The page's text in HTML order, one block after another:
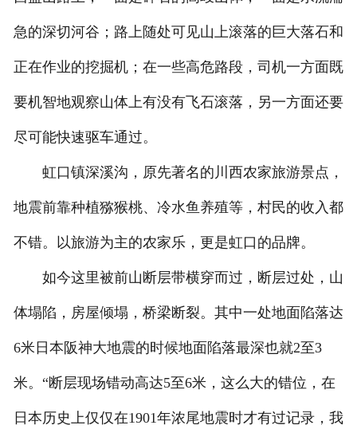
急的深切河谷；路上随处可见山上滚落的巨大落石和
正在作业的挖掘机；在一些高危路段，司机一方面既
要机智地观察山体上有没有飞石滚落，另一方面还要
尽可能快速驱车通过。
虹口镇深溪沟，原先著名的川西农家旅游景点，
地震前靠种植猕猴桃、冷水鱼养殖等，村民的收入都
不错。以旅游为主的农家乐，更是虹口的品牌。
如今这里被前山断层带横穿而过，断层过处，山
体塌陷，房屋倾塌，桥梁断裂。其中一处地面陷落达
6米日本阪神大地震的时候地面陷落最深也就2至3
米。“断层现场错动高达5至6米，这么大的错位，在
日本历史上仅仅在1901年浓尾地震时才有过记录，我